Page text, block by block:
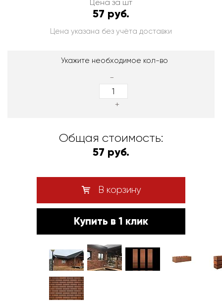
Цена за шт
57 руб.
Цена указана без учёта доставки
Укажите необходимое кол-во
-
+
Общая стоимость:
57 руб.
В корзину
Купить в 1 клик